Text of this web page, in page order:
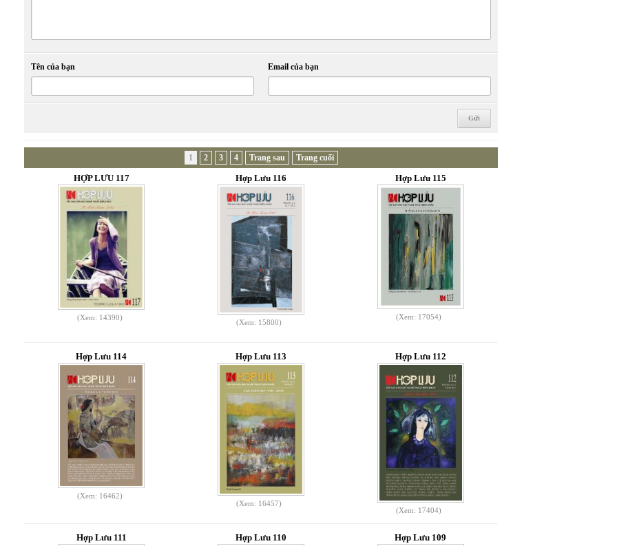
Tên của bạn Email của bạn
1 2 3 4 Trang sau Trang cuối
HỢP LƯU 117
(Xem: 14390)
Hợp Lưu 116
(Xem: 15800)
Hợp Lưu 115
(Xem: 17054)
Hợp Lưu 114
(Xem: 16462)
Hợp Lưu 113
(Xem: 16457)
Hợp Lưu 112
(Xem: 17404)
Hợp Lưu 111 Hợp Lưu 110 Hợp Lưu 109